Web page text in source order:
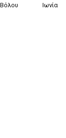
Ιωνία